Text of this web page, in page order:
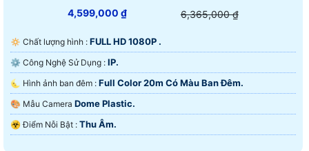
4,599,000 ₫ 6,365,000 ₫
🔅 Chất lượng hình : FULL HD 1080P .
⚙ Công Nghệ Sử Dụng : IP.
🌜 Hình ảnh ban đêm : Full Color 20m Có Màu Ban Ðêm.
🎨 Mẫu Camera Dome Plastic.
️☣️ Điểm Nỗi Bật : Thu Âm.